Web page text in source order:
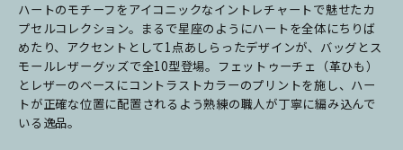
ハートのモチーフをアイコニックなイントレチャートで魅せたカ
プセルコレクション。まるで星座のようにハートを全体にちりば
めたり、アクセントとして1点あしらったデザインが、バッグとス
モールレザーグッズで全10型登場。フェットゥーチェ（革ひも）
とレザーのベースにコントラストカラーのプリントを施し、ハー
トが正確な位置に配置されるよう熟練の職人が丁寧に編み込んで
いる逸品。